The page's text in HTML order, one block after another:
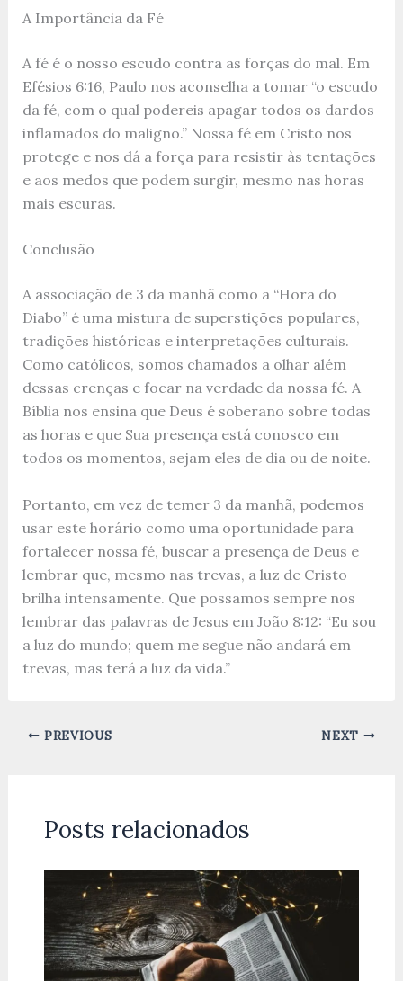
A Importância da Fé
A fé é o nosso escudo contra as forças do mal. Em
Efésios 6:16, Paulo nos aconselha a tomar “o escudo
da fé, com o qual podereis apagar todos os dardos
inflamados do maligno.” Nossa fé em Cristo nos
protege e nos dá a força para resistir às tentações
e aos medos que podem surgir, mesmo nas horas
mais escuras.
Conclusão
A associação de 3 da manhã como a “Hora do
Diabo” é uma mistura de superstições populares,
tradições históricas e interpretações culturais.
Como católicos, somos chamados a olhar além
dessas crenças e focar na verdade da nossa fé. A
Bíblia nos ensina que Deus é soberano sobre todas
as horas e que Sua presença está conosco em
todos os momentos, sejam eles de dia ou de noite.
Portanto, em vez de temer 3 da manhã, podemos
usar este horário como uma oportunidade para
fortalecer nossa fé, buscar a presença de Deus e
lembrar que, mesmo nas trevas, a luz de Cristo
brilha intensamente. Que possamos sempre nos
lembrar das palavras de Jesus em João 8:12: “Eu sou
a luz do mundo; quem me segue não andará em
trevas, mas terá a luz da vida.”
PREVIOUS NEXT
Posts relacionados